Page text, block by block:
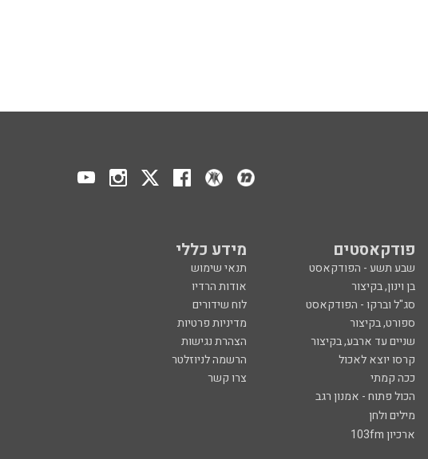
פודקאסטים מידע כללי
שבע תשע - הפודקאסט
תנאי שימוש
בן וינון, בקיצור
אודות הרדיו
סג"ל וברקו - הפודקאסט
לוח שידורים
ספורט, בקיצור
מדיניות פרטיות
שניים עד ארבע, בקיצור
הצהרת נגישות
קרסו יוצא לאכול
הרשמה לניוזלטר
ככה קמתי
צרו קשר
הכול פתוח - אמנון רגב
מילים ולחן
ארכיון 103fm